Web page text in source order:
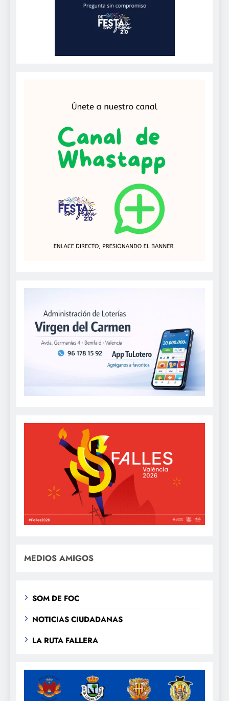
MEDIOS AMIGOS
SOM DE FOC
NOTICIAS CIUDADANAS
LA RUTA FALLERA